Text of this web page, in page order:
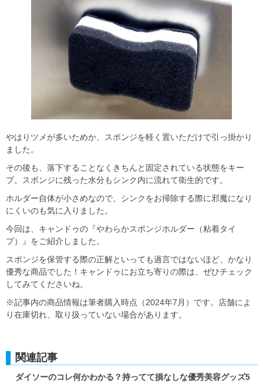
やはりツメが多いためか、スポンジを軽く置いただけで引っ掛かり
ました。
その後も、落下することなくきちんと固定されている状態をキー
プ。スポンジに残った水分もシンク内に流れて衛生的です。
ホルダー自体が小さめなので、シンクをお掃除する際に邪魔になり
にくいのも気に入りました。
今回は、キャンドゥの『やわらかスポンジホルダー（粘着タイ
プ）』をご紹介しました。
スポンジを保管する際の正解といっても過言ではないほど、かなり
優秀な商品でした！キャンドゥにお立ち寄りの際は、ぜひチェック
してみてくださいね。
※記事内の商品情報は筆者購入時点（2024年7月）です。店舗によ
り在庫切れ、取り扱っていない場合があります。
関連記事
ダイソーのコレ何かわかる？持ってて損なしな優秀美容グッズ5